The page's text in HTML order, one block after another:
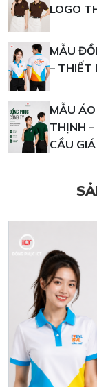
LOGO
MẪU
– THIẾT
MẪU
THỊNH –
CẦU